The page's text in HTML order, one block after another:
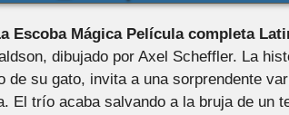
Escoba Mágica Película completa
dibujado por Axel Scheffler. La
de su gato, invita a una sorprendente
El trío acaba salvando a la bruja de un